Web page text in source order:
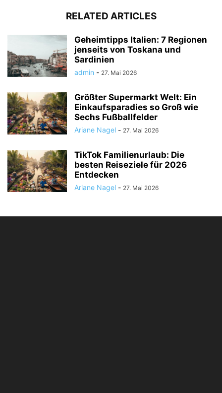
RELATED ARTICLES
Geheimtipps Italien: 7 Regionen
jenseits von Toskana und
Sardinien
admin - 27. Mai 2026
Größter Supermarkt Welt: Ein
Einkaufsparadies so Groß wie
Sechs Fußballfelder
Ariane Nagel - 27. Mai 2026
TikTok Familienurlaub: Die
besten Reiseziele für 2026
Entdecken
Ariane Nagel - 27. Mai 2026